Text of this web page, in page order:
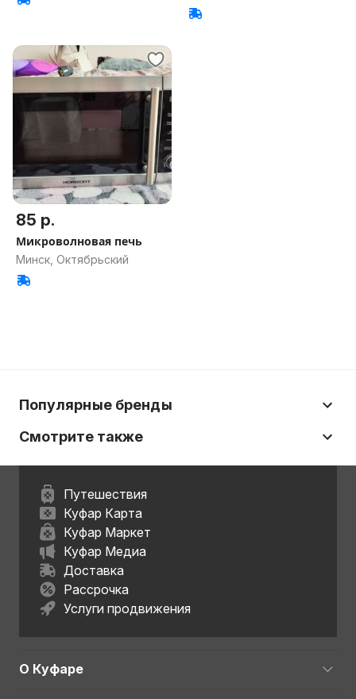
85 р.
Микроволновая печь
Минск, Октябрьский
Популярные бренды
Смотрите также
Путешествия
Куфар Карта
Куфар Маркет
Куфар Медиа
Доставка
Рассрочка
Услуги продвижения
О Куфаре